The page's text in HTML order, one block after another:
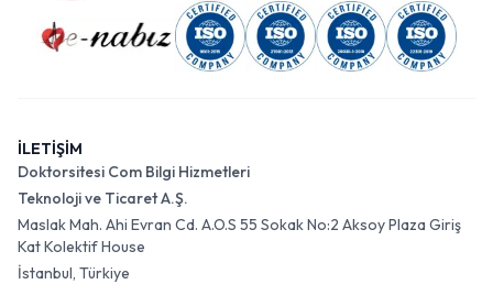
İLETİŞİM
Doktorsitesi Com Bilgi Hizmetleri
Teknoloji ve Ticaret A.Ş.
Maslak Mah. Ahi Evran Cd. A.O.S 55 Sokak No:2 Aksoy Plaza Giriş
Kat Kolektif House
İstanbul, Türkiye